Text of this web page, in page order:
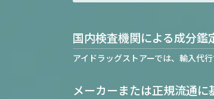
国内検査機関による成分鑑
アイドラッグストアーでは、輸入代
メーカーまたは正規流通